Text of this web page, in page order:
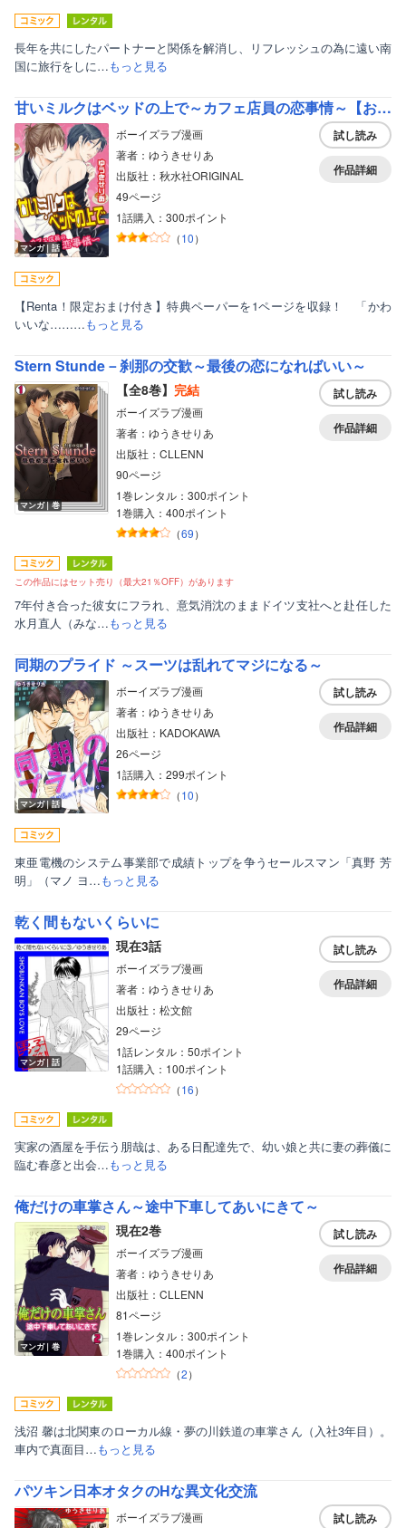
長年を共にしたパートナーと関係を解消し、リフレッシュの為に遠い南
国に旅行をしに…もっと見る
甘いミルクはベッドの上で～カフェ店員の恋事情～【おまけ付きRenta！限定版】
マンガ｜話
ボーイズラブ漫画
著者：ゆうきせりあ
出版社：秋水社ORIGINAL
49ページ
1話購入：300ポイント
（10）
試し読み
作品詳細
【Renta！限定おまけ付き】特典ペーパーを1ページを収録！ 「かわ
いいな………もっと見る
Stern Stunde－刹那の交歓～最後の恋になればいい～
マンガ｜巻
【全8巻】 完結
ボーイズラブ漫画
著者：ゆうきせりあ
出版社：CLLENN
90ページ
1巻レンタル：300ポイント
1巻購入：400ポイント
（69）
試し読み
作品詳細
この作品にはセット売り（最大21％OFF）があります
7年付き合った彼女にフラれ、意気消沈のままドイツ支社へと赴任した
水月直人（みな…もっと見る
同期のプライド ～スーツは乱れてマジになる～
マンガ｜話
ボーイズラブ漫画
著者：ゆうきせりあ
出版社：KADOKAWA
26ページ
1話購入：299ポイント
（10）
試し読み
作品詳細
東亜電機のシステム事業部で成績トップを争うセールスマン「真野 芳
明」（マノ ヨ…もっと見る
乾く間もないくらいに
マンガ｜話
現在3話
ボーイズラブ漫画
著者：ゆうきせりあ
出版社：松文館
29ページ
1話レンタル：50ポイント
1話購入：100ポイント
（16）
試し読み
作品詳細
実家の酒屋を手伝う朋哉は、ある日配達先で、幼い娘と共に妻の葬儀に
臨む春彦と出会…もっと見る
俺だけの車掌さん～途中下車してあいにきて～
マンガ｜巻
現在2巻
ボーイズラブ漫画
著者：ゆうきせりあ
出版社：CLLENN
81ページ
1巻レンタル：300ポイント
1巻購入：400ポイント
（2）
試し読み
作品詳細
浅沼 馨は北関東のローカル線・夢の川鉄道の車掌さん（入社3年目）。
車内で真面目…もっと見る
パツキン日本オタクのHな異文化交流
ボーイズラブ漫画
試し読み